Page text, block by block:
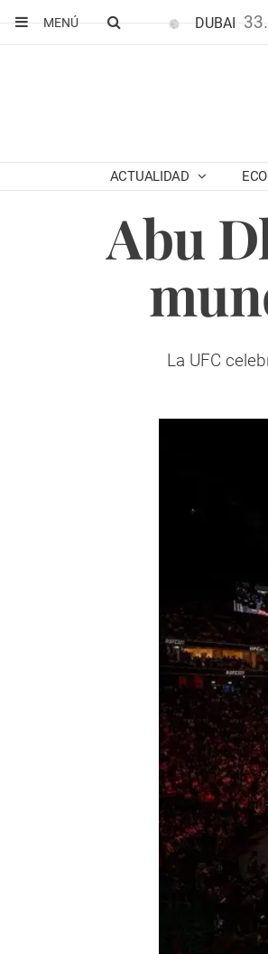
MENÚ
DUBAI
ACTUALIDAD
Abu
La UFC